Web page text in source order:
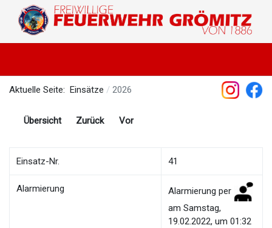
Aktuelle Seite: Einsätze 2026
Übersicht Zurück Vor
Einsatz-Nr. 41
Alarmierung
Alarmierung per
am Samstag,
19.02.2022, um 01:32